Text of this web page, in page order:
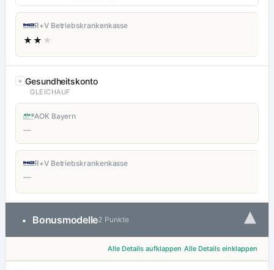
R+V Betriebskrankenkasse
★★ ★
Gesundheitskonto
GLEICHAUF
AOK Bayern
—
R+V Betriebskrankenkasse
—
• Bonusmodelle2 Punkte ▾
Alle Details aufklappen Alle Details einklappen